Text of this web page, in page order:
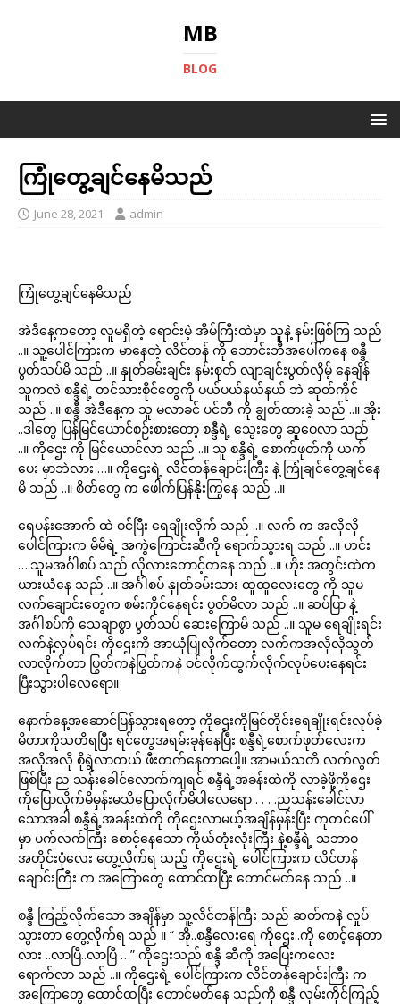
MB
BLOG
ကြုံတွေ့ချင်နေမိသည်
June 28, 2021 admin
ကြုံတွေ့ချင်နေမိသည်
အဲဒီနေ့ကတော့ လူမရှိတဲ့ ရောင်းမဲ့ အိမ်ကြီးထဲမှာ သူနဲ့ နမ်းဖြစ်ကြ သည်
..။ သူ့ပေါင်ကြားက မာနေတဲ့ လိင်တန် ကို ဘောင်းဘီအပေါ်ကနေ စန္ဒီ
ပွတ်သပ်မိ သည် ..။ နှုတ်ခမ်းချင်း နမ်းစုတ် လျာချင်းပွတ်လှိမ့် နေချိန်
သူကလဲ စန္ဒီရဲ့ တင်သားစိုင်တွေကို ပယ်ပယ်နယ်နယ် ဘဲ ဆုတ်ကိုင်
သည် ..။ စန္ဒီ အဲဒီနေ့က သူ မလာခင် ပင်တီ ကို ချွတ်ထားခဲ့ သည် ..။ အိုး
..ဒါတွေ ပြန်မြင်ယောင်စဉ်းစားတော့ စန္ဒီရဲ့ သွေးတွေ ဆူဝေလာ သည်
..။ ကိုဌေး ကို မြင်ယောင်လာ သည် ..။ သူ စန္ဒီရဲ့ စောက်ဖုတ်ကို ယက်
ပေး မှာဘဲလား …။ ကိုဌေးရဲ့ လိင်တန်ချောင်းကြီး နဲ့ ကြုံချင်တွေ့ချင်နေ
မိ သည် ..။ စိတ်တွေ က ဖေါက်ပြန်နိုးကြွနေ သည် ..။
ရေပန်းအောက် ထဲ ဝင်ပြီး ရေချိုးလိုက် သည် ..။ လက် က အလိုလို
ပေါင်ကြားက မိမိရဲ့ အကွဲကြောင်းဆီကို ရောက်သွားရ သည် ..။ ဟင်း
….သူမအင်္ဂါစပ် သည် လိုလားတောင့်တနေ သည် ..။ ဟိုး အတွင်းထဲက
ယားယံနေ သည် ..။ အင်္ဂါစပ် နှုတ်ခမ်းသား ထူထူလေးတွေ ကို သူမ
လက်ချောင်းတွေက စမ်းကိုင်နေရင်း ပွတ်မိလာ သည် ..။ ဆပ်ပြာ နဲ့
အင်္ဂါစပ်ကို သေချာစွာ ပွတ်သပ် ဆေးကြောမိ သည် ..။ သူမ ရေချိုးရင်း
လက်နဲ့လုပ်ရင်း ကိုဌေးကို အာယုံပြုလိုက်တော့ လက်ကအလိုလိုသွတ်
လာလိုက်တာ ပြွတ်ကနဲပြွတ်ကနဲ ဝင်လိုက်ထွက်လိုက်လုပ်ပေးနေရင်း
ပြီးသွားပါလေရော။
နောက်နေ့အဆောင်ပြန်သွားရတော့ ကိုဌေးကိုမြင်တိုင်းရေချိုးရင်းလုပ်ခဲ့
မိတာကိုသတိရပြီး ရင်တွေအရမ်းခုန်နေပြီး စန္ဒီရဲ့စောက်ဖုတ်လေးက
အလိုအလို စိုရွဲလာတယ် ဖီးတက်နေတာပေါ့။ အာမယ်သတိ လက်လွတ်
ဖြစ်ပြီး ည သန်းခေါင်လောက်ကျရင် စန္ဒီရဲ့အခန်းထဲကို လာခဲ့ဖို့ကိုဌေး
ကိုပြောလိုက်မိမှန်းမသိပြောလိုက်မိပါလေရော . . . .ညသန်းခေါင်လာ
သောအခါ စန္ဒီရဲ့အခန်းထဲကို ကိုဌေးလာမယ့်အချိန်မှန်းပြီး ကုတင်ပေါ်
မှာ ပက်လက်ကြီး စောင့်နေသော ကိုယ်တုံးလုံးကြီး နဲ့စန္ဒီရဲ့ သဘာဝ
အတိုင်းပုံလေး တွေ့လိုက်ရ သည့် ကိုဌေးရဲ့ ပေါင်ကြားက လိင်တန်
ချောင်းကြီး က အကြောတွေ ထောင်ထပြီး တောင်မတ်နေ သည် ..။
စန္ဒီ ကြည့်လိုက်သော အချိန်မှာ သူ့လိင်တန်ကြီး သည် ဆတ်ကနဲ လှုပ်
သွားတာ တွေ့လိုက်ရ သည် ။ “ အို..စန္ဒီလေးရေ ကိုဌေး..ကို စောင့်နေတာ
လား ..လာပြီ..လာပြီ …” ကိုဌေးသည် စန္ဒီ ဆီကို အပြေးကလေး
ရောက်လာ သည် ..။ ကိုဌေးရဲ့ ပေါင်ကြားက လိင်တန်ချောင်းကြီး က
အကြောတွေ ထောင်ထပြီး တောင်မတ်နေ သည်ကို စန္ဒီ လှမ်းကိုင်ကြည့်